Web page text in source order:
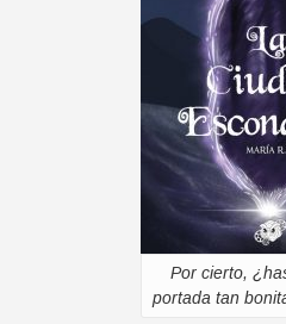
Por cierto,
portada tan